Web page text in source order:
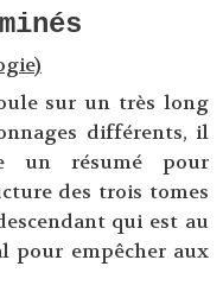
sur un très long
différents, il
un résumé pour
des trois tomes
qui est au
pour empêcher aux